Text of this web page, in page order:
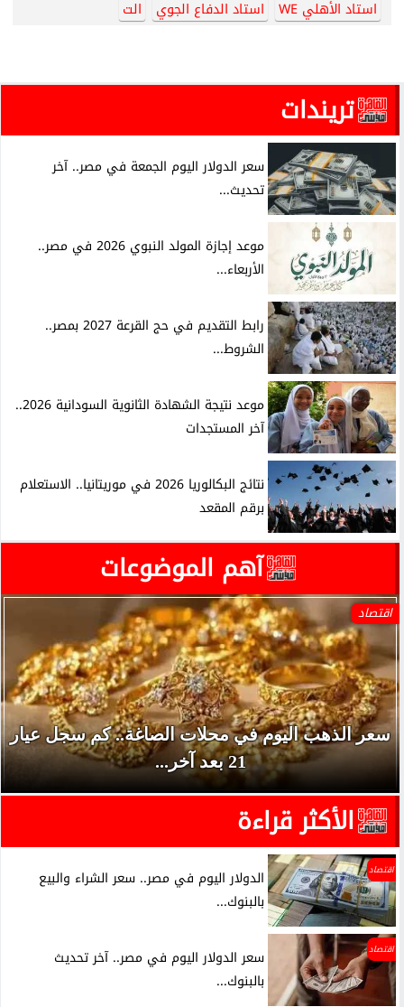
استاد الأهلي WE
استاد الدفاع الجوي الت
تريندات
سعر الدولار اليوم الجمعة في مصر.. آخر
تحديث...
موعد إجازة المولد النبوي 2026 في مصر..
الأربعاء...
رابط التقديم في حج القرعة 2027 بمصر..
الشروط...
موعد نتيجة الشهادة الثانوية السودانية 2026..
آخر المستجدات
نتائج البكالوريا 2026 في موريتانيا.. الاستعلام
برقم المقعد
آهم الموضوعات
اقتصاد
سعر الذهب اليوم في محلات الصاغة.. كم سجل عيار
21 بعد آخر...
الأكثر قراءة
اقتصاد
الدولار اليوم في مصر.. سعر الشراء والبيع
بالبنوك...
اقتصاد
سعر الدولار اليوم في مصر.. آخر تحديث
بالبنوك...